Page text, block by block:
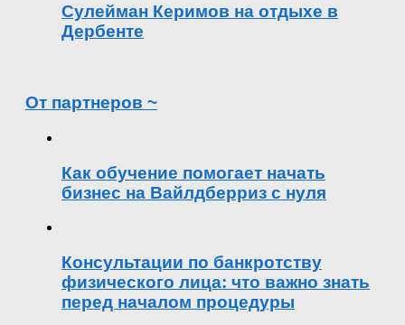
Сулейман Керимов на отдыхе в
Дербенте
От партнеров ~
Как обучение помогает начать
бизнес на Вайлдберриз с нуля
Консультации по банкротству
физического лица: что важно знать
перед началом процедуры